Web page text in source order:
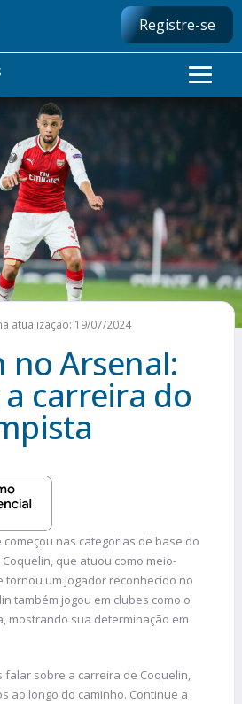
Registre-se
atualização: 19/07/2024
no Arsenal:
carreira do
nas categorias de base do
que atuou como meio-
tornou um jogador reconhecido no
também jogou em clubes como o
mostrando sua determinação em
falar sobre a carreira de Coquelin,
ao longo do caminho. Continue a